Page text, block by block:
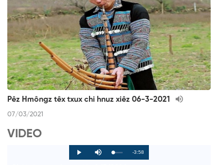
Pêz Hmôngz têx txux chi hnuz xiêz 06-3-2021
07/03/2021
VIDEO
P
l
M
u
L
o
P
r
R
-3:58